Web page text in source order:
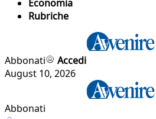
Economia
Rubriche
Abbonati
Accedi
August 10, 2026
Abbonati